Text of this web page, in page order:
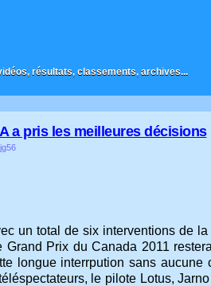
résultats, classements, archives...
a pris les meilleures décisions
un total de six interventions de
Grand Prix du Canada 2011
longue interrpution sans
le pilote Lotus,